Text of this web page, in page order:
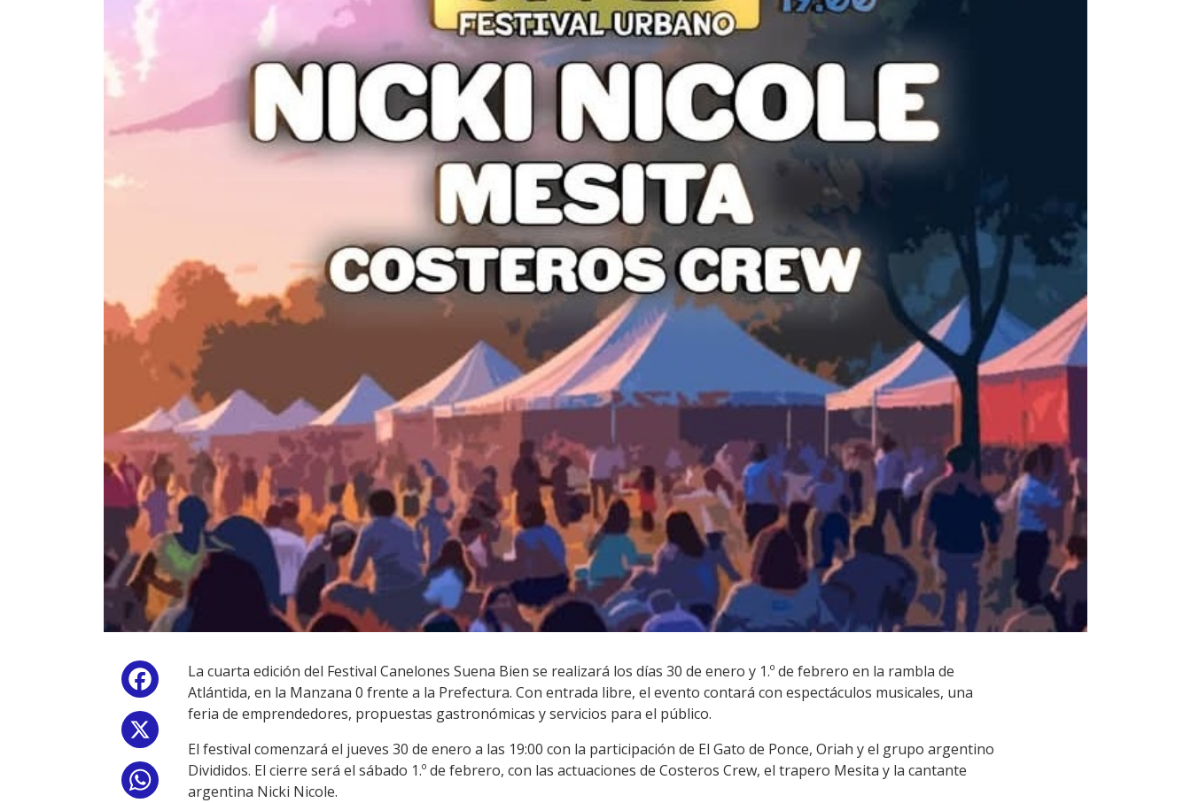
Facebook
WhatsApp
La cuarta edición del Festival Canelones Suena Bien se realizará los días 30 de enero y 1.º de febrero en la rambla de
Atlántida, en la Manzana 0 frente a la Prefectura. Con entrada libre, el evento contará con espectáculos musicales, una
feria de emprendedores, propuestas gastronómicas y servicios para el público.
El festival comenzará el jueves 30 de enero a las 19:00 con la participación de El Gato de Ponce, Oriah y el grupo argentino
Divididos. El cierre será el sábado 1.º de febrero, con las actuaciones de Costeros Crew, el trapero Mesita y la cantante
argentina Nicki Nicole.